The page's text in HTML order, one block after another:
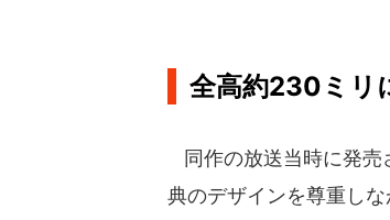
全高約230ミリ
同作の放送当時に発売
典のデザインを尊重し